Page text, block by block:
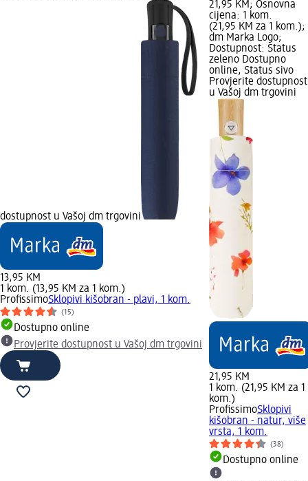
dostupnost u Vašoj dm trgovini
13,95 KM
1 kom. (13,95 KM za 1 kom.)
ProfissimoSklopivi kišobran - plavi, 1 kom.
(15)
Dostupno online
Provjerite dostupnost u Vašoj dm trgovini
21,95 KM; Osnovna
cijena: 1 kom.
(21,95 KM za 1 kom.);
dm Marka Logo;
Dostupnost: Status
zeleno Dostupno
online, Status sivo
Provjerite dostupnost
u Vašoj dm trgovini
21,95 KM
1 kom. (21,95 KM za 1
kom.)
ProfissimoSklopivi
kišobran - natur, više
vrsta, 1 kom.
(38)
Dostupno online